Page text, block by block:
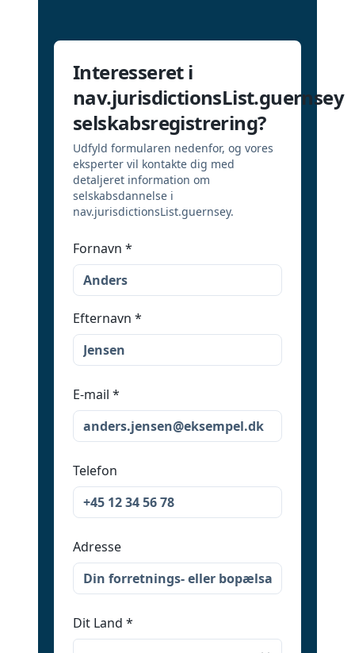
Interesseret i
nav.jurisdictionsList.guernsey
selskabsregistrering?
Udfyld formularen nedenfor, og vores
eksperter vil kontakte dig med
detaljeret information om
selskabsdannelse i
nav.jurisdictionsList.guernsey.
Fornavn *
Efternavn *
E-mail *
Telefon
Adresse
Dit Land *